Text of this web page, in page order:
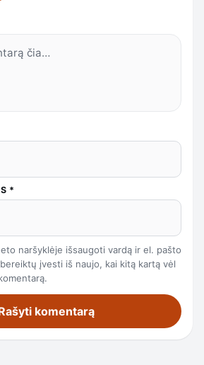
*
naršyklėje išsaugoti vardą ir el. pašto
įvesti iš naujo, kai kitą kartą vėl